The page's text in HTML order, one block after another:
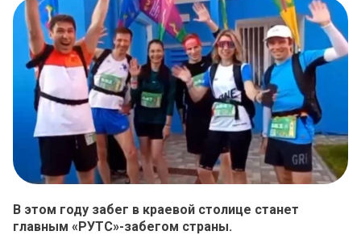
В этом году забег в краевой столице станет
главным «РУТС»-забегом страны.